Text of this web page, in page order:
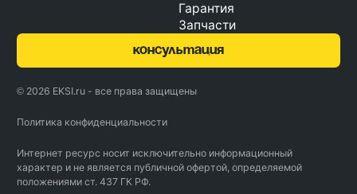
Гарантия
Запчасти
консультация
© 2026 EKSI.ru - все права защищены
Политика конфиденциальности
Интернет ресурс носит исключительно информационный
характер и не является публичной офертой, определяемой
положениями ст. 437 ГК РФ.